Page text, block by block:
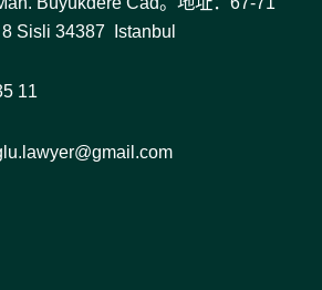
Sisli 34387 Istanbul
11